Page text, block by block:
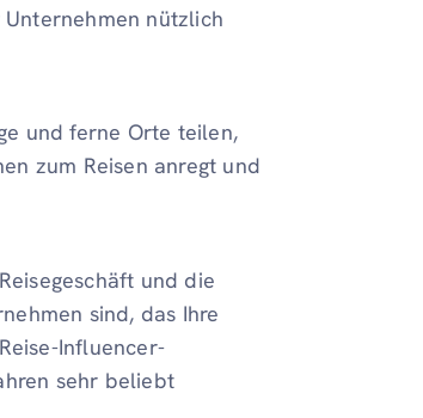
nützlich
und ferne Orte teilen,
zum Reisen anregt und
und die
sind, das Ihre
Influencer-
sehr beliebt